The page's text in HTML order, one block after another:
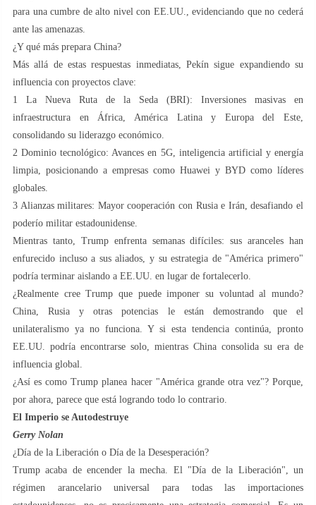
para una cumbre de alto nivel con EE.UU., evidenciando que no cederá
ante las amenazas.
¿Y qué más prepara China?
Más allá de estas respuestas inmediatas, Pekín sigue expandiendo su
influencia con proyectos clave:
1️ La Nueva Ruta de la Seda (BRI): Inversiones masivas en
infraestructura en África, América Latina y Europa del Este,
consolidando su liderazgo económico.
2️ Dominio tecnológico: Avances en 5G, inteligencia artificial y energía
limpia, posicionando a empresas como Huawei y BYD como líderes
globales.
3️ Alianzas militares: Mayor cooperación con Rusia e Irán, desafiando el
poderío militar estadounidense.
Mientras tanto, Trump enfrenta semanas difíciles: sus aranceles han
enfurecido incluso a sus aliados, y su estrategia de "América primero"
podría terminar aislando a EE.UU. en lugar de fortalecerlo.
¿Realmente cree Trump que puede imponer su voluntad al mundo?
China, Rusia y otras potencias le están demostrando que el
unilateralismo ya no funciona. Y si esta tendencia continúa, pronto
EE.UU. podría encontrarse solo, mientras China consolida su era de
influencia global.
¿Así es como Trump planea hacer "América grande otra vez"? Porque,
por ahora, parece que está logrando todo lo contrario.
El Imperio se Autodestruye
Gerry Nolan
¿Día de la Liberación o Día de la Desesperación?
Trump acaba de encender la mecha. El "Día de la Liberación", un
régimen arancelario universal para todas las importaciones